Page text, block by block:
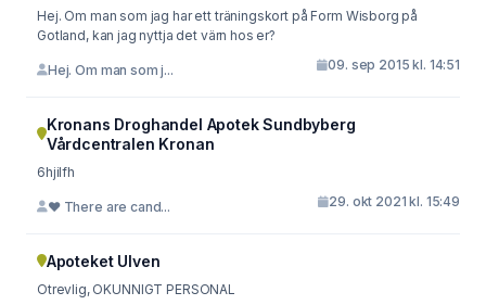
Hej. Om man som jag har ett träningskort på Form Wisborg på
Gotland, kan jag nyttja det värn hos er?
Hej. Om man som j... 09. sep 2015 kl. 14:51
Kronans Droghandel Apotek Sundbyberg
Vårdcentralen Kronan
6hjilfh
❤️ There are cand... 29. okt 2021 kl. 15:49
Apoteket Ulven
Otrevlig, OKUNNIGT PERSONAL